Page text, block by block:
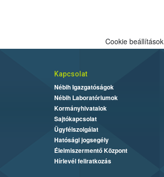
Cookie beállítások
Kapcsolat
Nébih Igazgatóságok
Nébih Laboratóriumok
Kormányhivatalok
Sajtókapcsolat
Ügyfélszolgálat
Hatósági jogsegély
Élelmiszermentő Központ
Hírlevél feliratkozás